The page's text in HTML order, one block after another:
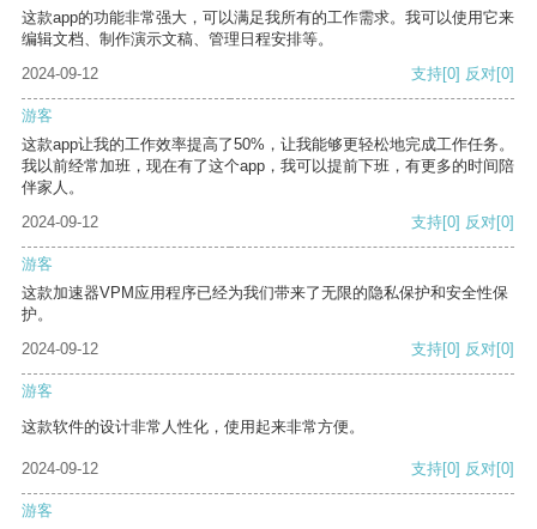
这款app的功能非常强大，可以满足我所有的工作需求。我可以使用它来
编辑文档、制作演示文稿、管理日程安排等。
2024-09-12
支持[0] 反对[0]
游客
这款app让我的工作效率提高了50%，让我能够更轻松地完成工作任务。
我以前经常加班，现在有了这个app，我可以提前下班，有更多的时间陪
伴家人。
2024-09-12
支持[0] 反对[0]
游客
这款加速器VPM应用程序已经为我们带来了无限的隐私保护和安全性保
护。
2024-09-12
支持[0] 反对[0]
游客
这款软件的设计非常人性化，使用起来非常方便。
2024-09-12 支持[0] 反对[0]
游客